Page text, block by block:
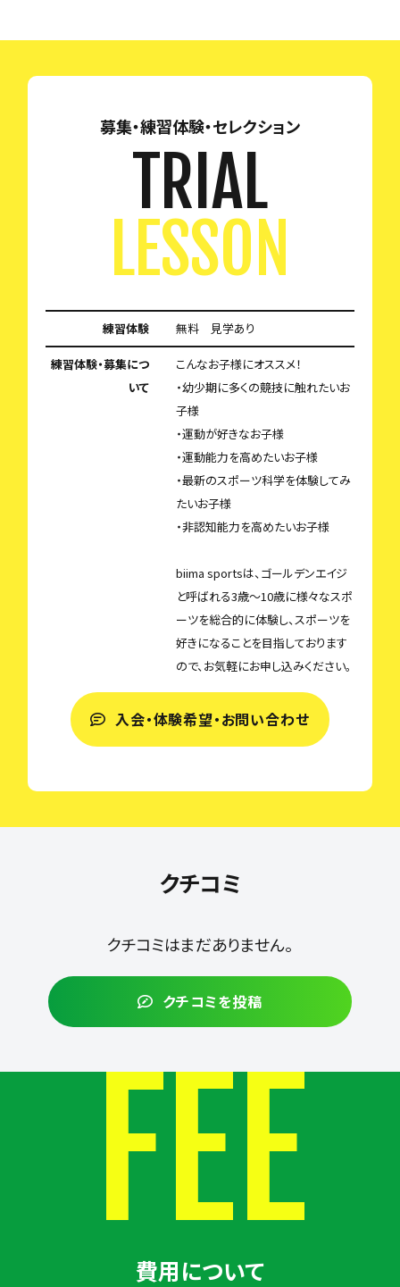
募集・練習体験・セレクション
TRIAL
LESSON
練習体験 無料 見学あり
練習体験・募集につ
いて
こんなお子様にオススメ！
・幼少期に多くの競技に触れたいお
子様
・運動が好きなお子様
・運動能力を高めたいお子様
・最新のスポーツ科学を体験してみ
たいお子様
・非認知能力を高めたいお子様
biima sportsは、ゴールデンエイジ
と呼ばれる3歳〜10歳に様々なスポ
ーツを総合的に体験し、スポーツを
好きになることを目指しております
ので、お気軽にお申し込みください。
入会・体験希望・お問い合わせ
クチコミ
クチコミはまだありません。
クチコミを投稿
FEE
費用について